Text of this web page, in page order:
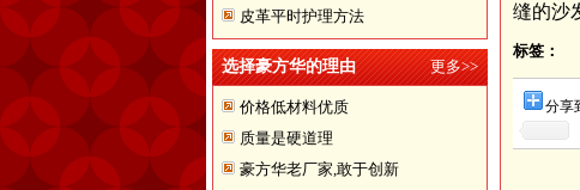
皮革平时护理方法
选择豪方华的理由 更多>>
价格低材料优质
质量是硬道理
豪方华老厂家,敢于创新
缝的沙
标签：
分享